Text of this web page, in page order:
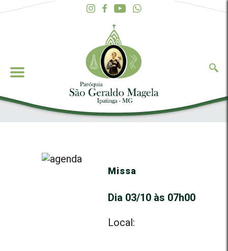
Missa
Dia 03/10 às 07h00
Local: